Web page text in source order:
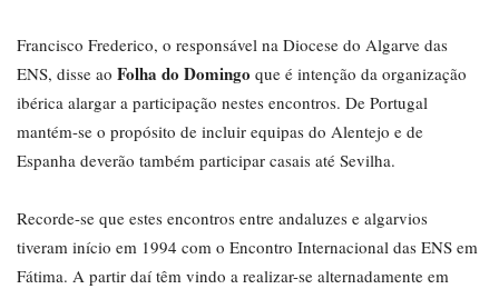
Francisco Frederico, o responsável na Diocese do Algarve das
ENS, disse ao Folha do Domingo que é intenção da organização
ibérica alargar a participação nestes encontros. De Portugal
mantém-se o propósito de incluir equipas do Alentejo e de
Espanha deverão também participar casais até Sevilha.
Recorde-se que estes encontros entre andaluzes e algarvios
tiveram início em 1994 com o Encontro Internacional das ENS em
Fátima. A partir daí têm vindo a realizar-se alternadamente em